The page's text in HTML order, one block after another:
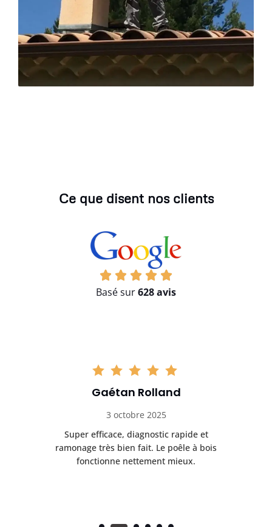
Ce que disent nos clients
Basé sur628 avis
Gaétan Rolland
3 octobre 2025
Super efficace, diagnostic rapide et
ramonage très bien fait. Le poêle à bois
fonctionne nettement mieux.